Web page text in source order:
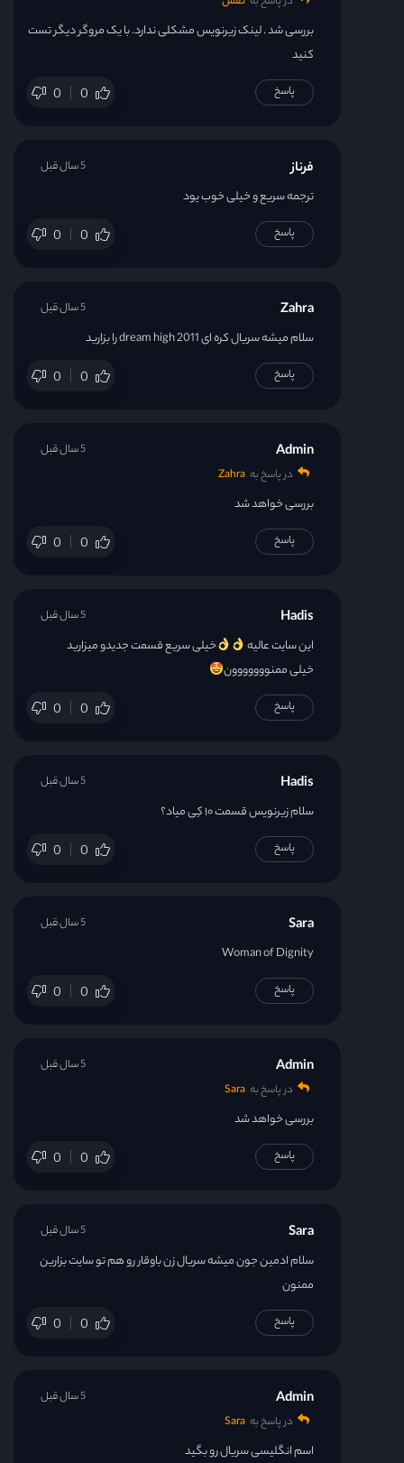
بررسی شد . لینک زیرنویس مشکلی ندارد. با یک مروگر دیگر تست
کنید
0 0 پاسخ
فرناز
ترجمه سریع و خیلی خوب یود
0 0
5 سال قبل
پاسخ
Zahra
سلام میشه سریال کره ای dream high 2011 را بزارید
0 0
5 سال قبل
پاسخ
Admin
در پاسخ به Zahra
بررسی خواهد شد
0 0
5 سال قبل
پاسخ
Hadis
این سایت عالیه
خیلی سریع قسمت جدیدو میزارید
خیلی ممنووووووون
0 0
5 سال قبل
پاسخ
Hadis
سلام زیرنویس قسمت ۱۰ کِی میاد؟
0 0
5 سال قبل
پاسخ
Sara
Woman of Dignity
0 0
5 سال قبل
پاسخ
Admin
در پاسخ به Sara
بررسی خواهد شد
0 0
5 سال قبل
پاسخ
Sara
سلام ادمین جون میشه سریال زن باوقار رو هم تو سایت بزارین
ممنون
0 0
5 سال قبل
پاسخ
Admin
در پاسخ به Sara
اسم انگلیسی سریال رو بگید
5 سال قبل